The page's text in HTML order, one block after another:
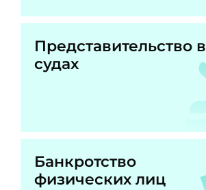
Представительство в
судах
Банкротство
физических лиц